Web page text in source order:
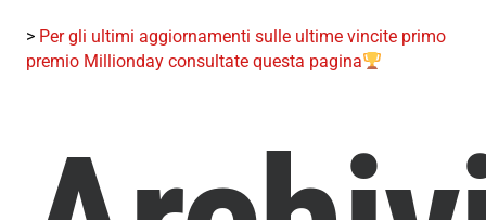
> Per gli ultimi aggiornamenti sulle ultime vincite primo
premio Millionday consultate questa pagina